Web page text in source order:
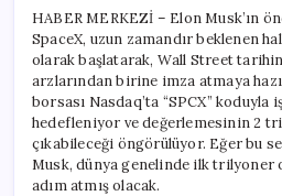
HABER MERKEZİ – Elon Musk’ın
SpaceX, uzun zamandır beklenen
olarak başlatarak, Wall Street
arzlarından birine imza atmaya
borsası Nasdaq’ta “SPCX” koduyla
hedefleniyor ve değerlemesinin 2
çıkabileceği öngörülüyor. Eğer bu
Musk, dünya genelinde ilk trilyoner
adım atmış olacak.